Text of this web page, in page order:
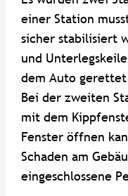
einer Station
sicher stabilisiert
und
dem Auto
Bei der zweiten
mit dem
Fenster öffnen
Schaden am
eingeschlossene